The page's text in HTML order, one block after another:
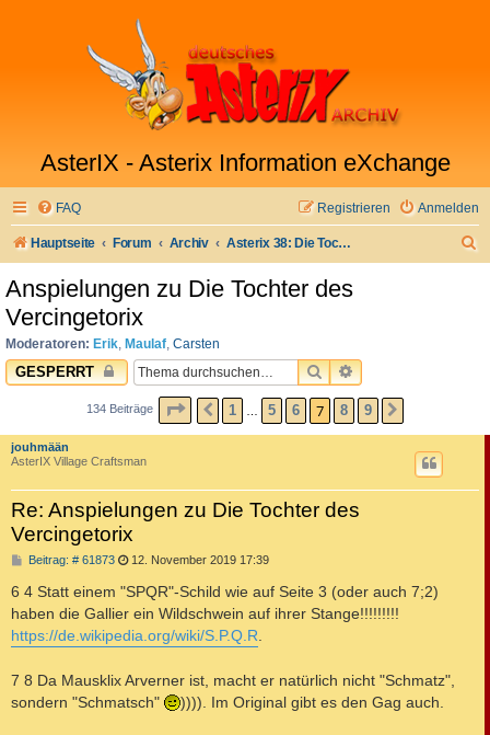
AsterIX - Asterix Information eXchange
FAQ Anmelden
Registrieren
Hauptseite Forum Archiv Asterix 38: Die Tochter des Vercingetorix
Anspielungen zu Die Tochter des
Vercingetorix
Moderatoren: Erik, Maulaf, Carsten
GESPERRT SUCHEERWEITERTE
134 Beiträge SEITE7 VON
VORHERIGE
1 5 6 7 8 9
jouhmään
AsterIX Village Craftsman
Re: Anspielungen zu Die Tochter des
Vercingetorix
Beitrag: # 61873B
i
t
r
g
12. November 2019 17:39
6 4 Statt einem "SPQR"-Schild wie auf Seite 3 (oder auch 7;2)
haben die Gallier ein Wildschwein auf ihrer Stange!!!!!!!!!
https://de.wikipedia.org/wiki/S.P.Q.R
7 8 Da Mausklix Arverner ist, macht er natürlich nicht "Schmatz",
sondern "Schmatsch"
)))). Im Original gibt es den Gag auch.